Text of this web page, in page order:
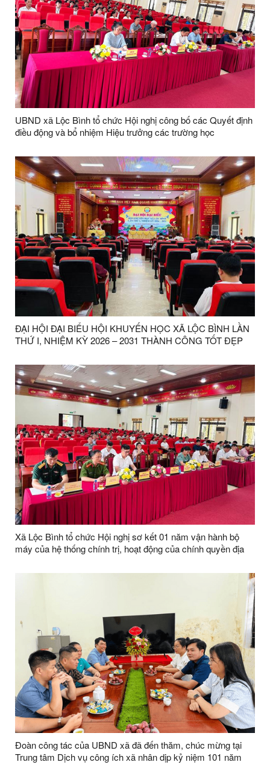
UBND xã Lộc Bình tổ chức Hội nghị công bố các Quyết định
điều động và bổ nhiệm Hiệu trưởng các trường học
ĐẠI HỘI ĐẠI BIỂU HỘI KHUYẾN HỌC XÃ LỘC BÌNH LẦN
THỨ I, NHIỆM KỲ 2026 – 2031 THÀNH CÔNG TỐT ĐẸP
Xã Lộc Bình tổ chức Hội nghị sơ kết 01 năm vận hành bộ
máy của hệ thống chính trị, hoạt động của chính quyền địa
bộ thôn, kiện toàn tổ chức các thôn sau sáp nhập trên địa
Đoàn công tác của UBND xã đã đến thăm, chúc mừng tại
Trung tâm Dịch vụ công ích xã nhân dịp kỷ niệm 101 năm